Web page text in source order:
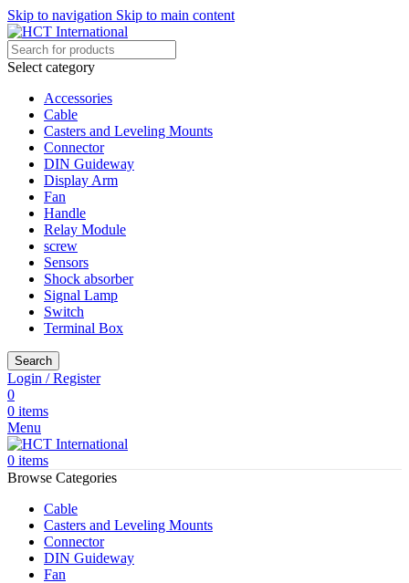
Skip to navigation Skip to main content
Select category
Accessories
Cable
Casters and Leveling Mounts
Connector
DIN Guideway
Display Arm
Fan
Handle
Relay Module
screw
Sensors
Shock absorber
Signal Lamp
Switch
Terminal Box
Search
Login / Register
0
0 items
Menu
0 items
Browse Categories
Cable
Casters and Leveling Mounts
Connector
DIN Guideway
Fan